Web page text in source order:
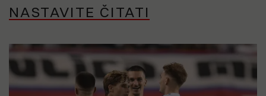
NASTAVITE ČITATI